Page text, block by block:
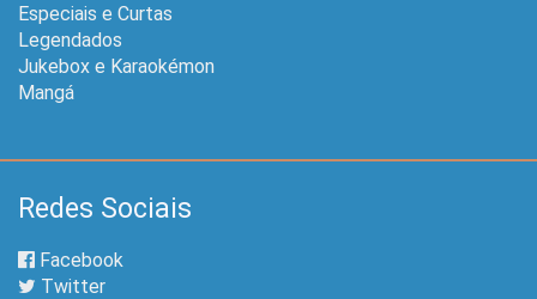
Especiais e Curtas
Legendados
Jukebox e Karaokémon
Mangá
Redes Sociais
Facebook
Twitter